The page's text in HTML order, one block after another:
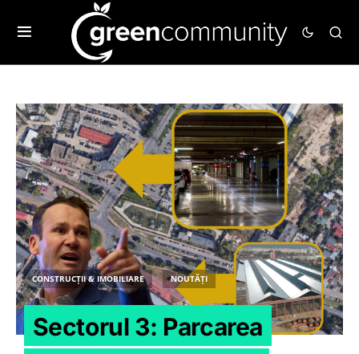
CONSTRUCȚII & IMOBILIARE NOUTĂȚI
Sectorul 3: Parcarea